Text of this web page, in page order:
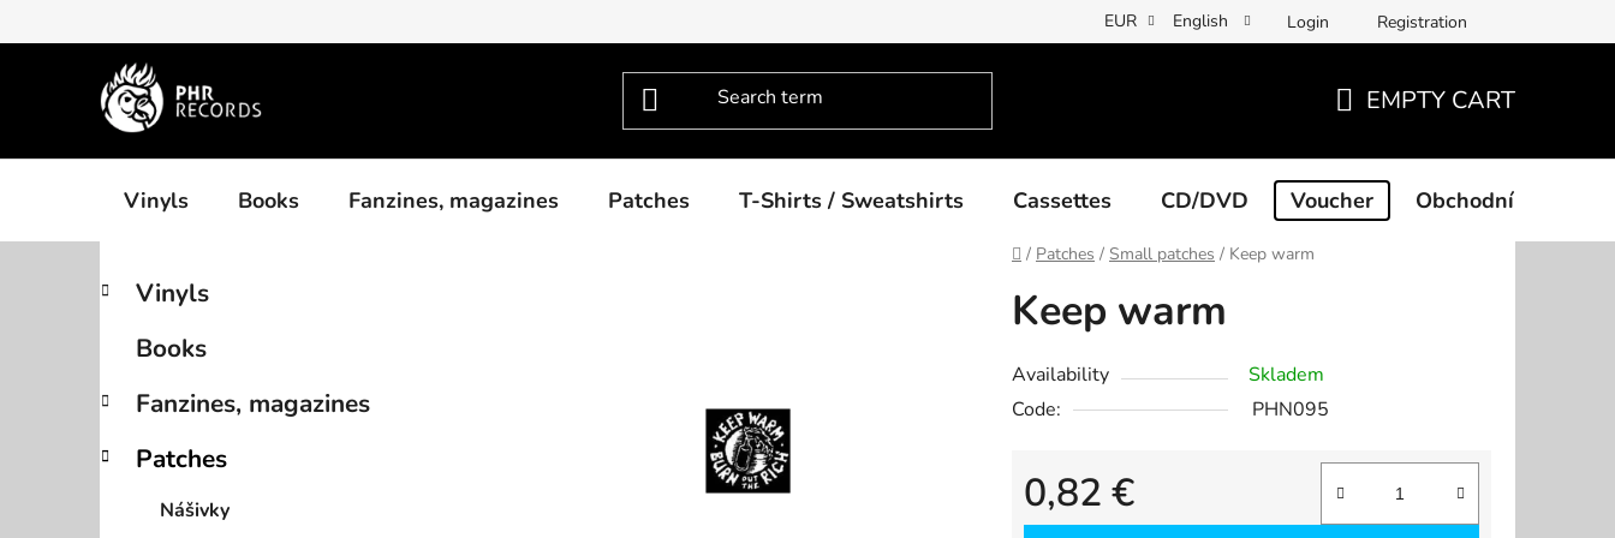
to
EUR English Login Registration
CART
EMPTY CART
Vinyls Books Fanzines, magazines Patches T-Shirts / Sweatshirts Cassettes CD/DVD Voucher Obchodní
Home
/ Patches / Small patches / Keep warm
S
b
r
categories
C
a
o
i
Vinyls
Books
Fanzines, magazines
Patches
Nášivky
Keep warm
Availability
Skladem
Code:
PHN095
0,82 €
Measure price: